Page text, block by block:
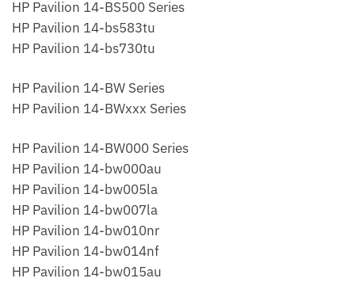
HP Pavilion 14-BS500 Series
HP Pavilion 14-bs583tu
HP Pavilion 14-bs730tu
HP Pavilion 14-BW Series
HP Pavilion 14-BWxxx Series
HP Pavilion 14-BW000 Series
HP Pavilion 14-bw000au
HP Pavilion 14-bw005la
HP Pavilion 14-bw007la
HP Pavilion 14-bw010nr
HP Pavilion 14-bw014nf
HP Pavilion 14-bw015au